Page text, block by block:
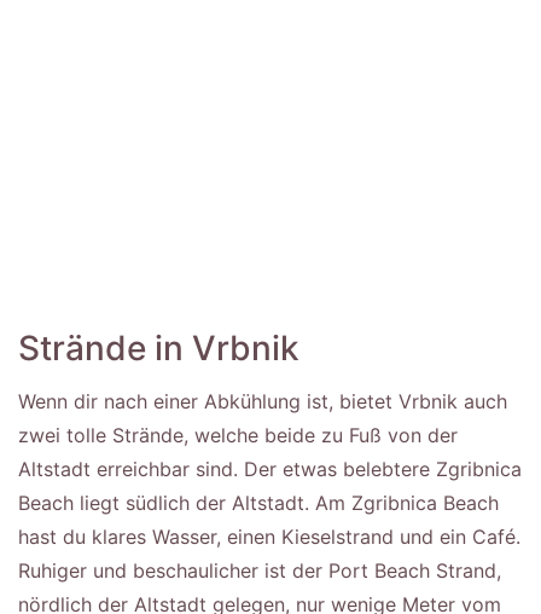
Strände in Vrbnik
Wenn dir nach einer Abkühlung ist, bietet Vrbnik auch
zwei tolle Strände, welche beide zu Fuß von der
Altstadt erreichbar sind. Der etwas belebtere Zgribnica
Beach liegt südlich der Altstadt. Am Zgribnica Beach
hast du klares Wasser, einen Kieselstrand und ein Café.
Ruhiger und beschaulicher ist der Port Beach Strand,
nördlich der Altstadt gelegen, nur wenige Meter vom